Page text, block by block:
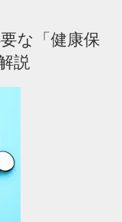
な「健康保
説